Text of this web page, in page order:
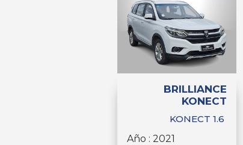
BRILLIANCE
KONECT
KONECT 1.6
Año : 2021